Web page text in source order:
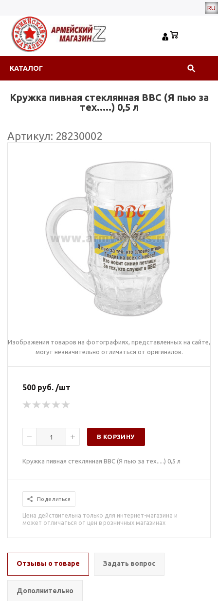
RU
КАТАЛОГ
Кружка пивная стеклянная ВВС (Я пью за
тех.....) 0,5 л
Артикул: 28230002
Изображения товаров на фотографиях, представленных на сайте,
могут незначительно отличаться от оригиналов.
500 руб. /шт
В КОРЗИНУ
Кружка пивная стеклянная ВВС (Я пью за тех.....) 0,5 л
Поделиться
Цена действительна только для интернет-магазина и
может отличаться от цен в розничных магазинах
Отзывы о товаре Задать вопрос
Дополнительно